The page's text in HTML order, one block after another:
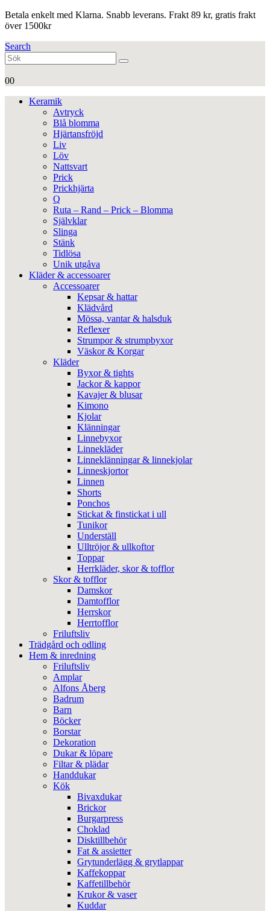
Betala enkelt med Klarna. Snabb leverans. Frakt 89 kr, gratis frakt
över 1500kr
Search
00
Keramik
Avtryck
Blå blomma
Hjärtansfröjd
Liv
Löv
Nattsvart
Prick
Prickhjärta
Q
Ruta – Rand – Prick – Blomma
Självklar
Slinga
Stänk
Tidlösa
Unik utgåva
Kläder & accessoarer
Accessoarer
Kepsar & hattar
Klädvård
Mössa, vantar & halsduk
Reflexer
Strumpor & strumpbyxor
Väskor & Korgar
Kläder
Byxor & tights
Jackor & kappor
Kavajer & blusar
Kimono
Kjolar
Klänningar
Linnebyxor
Linnekläder
Linneklänningar & linnekjolar
Linneskjortor
Linnen
Shorts
Ponchos
Stickat & finstickat i ull
Tunikor
Underställ
Ulltröjor & ullkoftor
Toppar
Herrkläder, skor & tofflor
Skor & tofflor
Damskor
Damtofflor
Herrskor
Herrtofflor
Friluftsliv
Trädgård och odling
Hem & inredning
Friluftsliv
Amplar
Alfons Åberg
Badrum
Barn
Böcker
Borstar
Dekoration
Dukar & löpare
Filtar & plädar
Handdukar
Kök
Bivaxdukar
Brickor
Burgarpress
Choklad
Disktillbehör
Fat & assietter
Grytunderlägg & grytlappar
Kaffekoppar
Kaffetillbehör
Krukor & vaser
Kuddar